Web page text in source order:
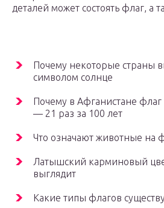
деталей может состоять флаг, а
Почему некоторые страны
символом солнце
Почему в Афганистане флаг
— 21 раз за 100 лет
Что означают животные на
Латышский карминовый
выглядит
Какие типы флагов